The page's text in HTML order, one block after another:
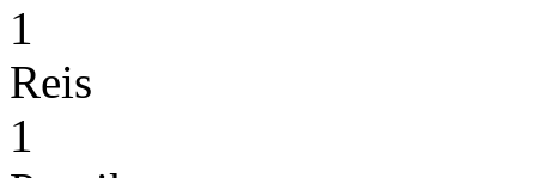
1
Reis
1